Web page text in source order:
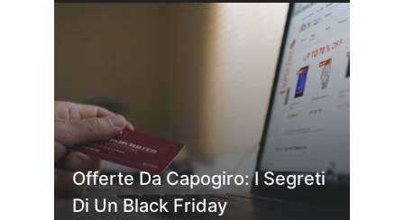
Offerte Da Capogiro: I Segreti
Di Un Black Friday